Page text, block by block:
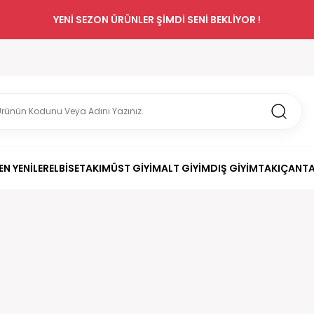
YENİ SEZON ÜRÜNLER ŞİMDİ SENİ BEKLİYOR !
EN YENİLERELBİSETAKIMÜST GİYİMALT GİYİMDIŞ GİYİMTAKI